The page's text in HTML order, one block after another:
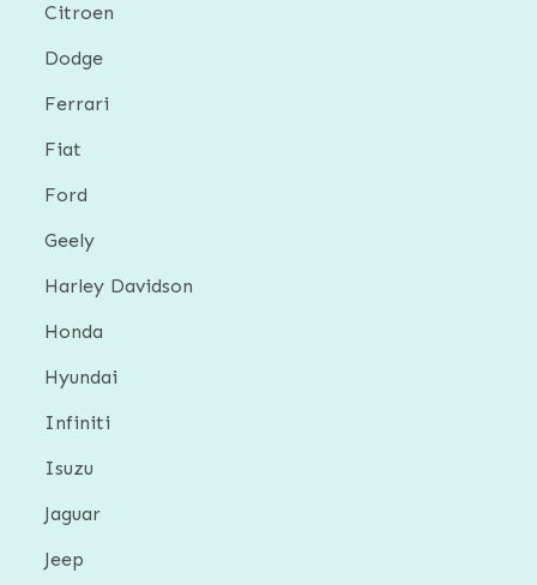
Citroen
Dodge
Ferrari
Fiat
Ford
Geely
Harley Davidson
Honda
Hyundai
Infiniti
Isuzu
Jaguar
Jeep